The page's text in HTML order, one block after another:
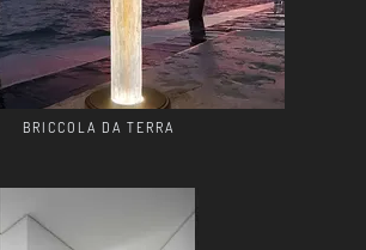
BRICCOLA DA TERRA